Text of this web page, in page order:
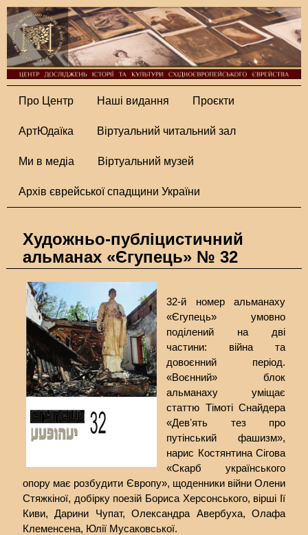
Про Центр Наші видання Проєкти
АртЮдаїка Віртуальний читальний зал
Ми в медіа Віртуальний музей
Архів єврейської спадщини України
Художньо-публіцистичний
альманах «Єгупець» № 32
32-й номер альманаху
«Єгупець» умовно
поділений на дві
частини: війна та
довоєнний період.
«Воєнний» блок
альманаху уміщає
статтю Тімоті Снайдера
«Девʼять тез про
путінський фашизм»,
нарис Костянтина Сігова
«Скарб українського
опору має розбудити Європу», щоденники війни Олени
Стяжкіної, добірку поезій Бориса Херсонського, вірші Ії
Киви, Дарини Чупат, Олександра Авербуха, Олафа
Клеменсена, Юлії Мусаковської.